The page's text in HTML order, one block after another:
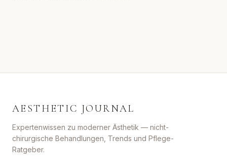
AESTHETIC JOURNAL
Expertenwissen zu moderner Ästhetik — nicht-
chirurgische Behandlungen, Trends und Pflege-
Ratgeber.